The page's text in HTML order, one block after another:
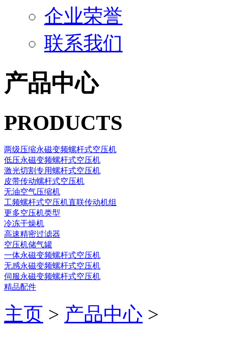
企业荣誉
联系我们
产品中心
PRODUCTS
两级压缩永磁变频螺杆式空压机
低压永磁变频螺杆式空压机
激光切割专用螺杆式空压机
皮带传动螺杆式空压机
无油空气压缩机
工频螺杆式空压机直联传动机组
更多空压机类型
冷冻干燥机
高速精密过滤器
空压机储气罐
一体永磁变频螺杆式空压机
无感永磁变频螺杆式空压机
伺服永磁变频螺杆式空压机
精品配件
主页 > 产品中心 >